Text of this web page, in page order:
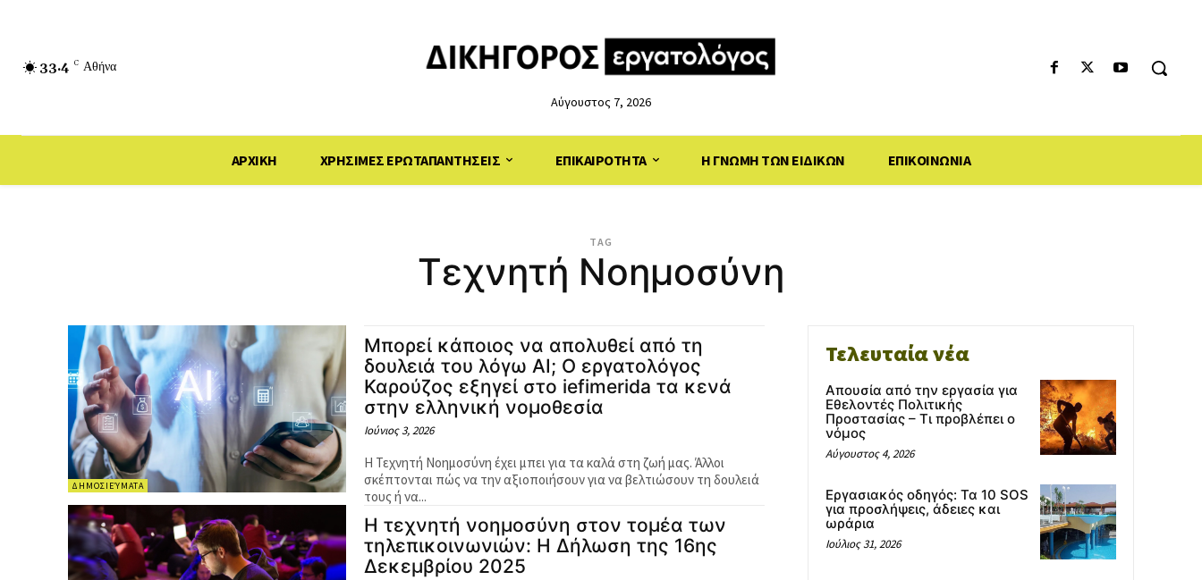
33.4 C Αθήνα
Αύγουστος 7, 2026
ΑΡΧΙΚΗ ΧΡΗΣΙΜΕΣ ΕΡΩΤΑΠΑΝΤΗΣΕΙΣ ΕΠΙΚΑΙΡΟΤΗΤΑ Η ΓΝΩΜΗ ΤΩΝ ΕΙΔΙΚΩΝ ΕΠΙΚΟΙΝΩΝΙΑ
TAG
Τεχνητή Νοημοσύνη
ΔΗΜΟΣΙΕΎΜΑΤΑ
Μπορεί κάποιος να απολυθεί από τη
δουλειά του λόγω ΑΙ; Ο εργατολόγος
Καρούζος εξηγεί στο iefimerida τα κενά
στην ελληνική νομοθεσία
Ιούνιος 3, 2026
Η Τεχνητή Νοημοσύνη έχει μπει για τα καλά στη ζωή μας. Άλλοι
σκέπτονται πώς να την αξιοποιήσουν για να βελτιώσουν τη δουλειά
τους ή να...
Η τεχνητή νοημοσύνη στον τομέα των
τηλεπικοινωνιών: Η Δήλωση της 16ης
Δεκεμβρίου 2025
Τελευταία νέα
Απουσία από την εργασία για
Εθελοντές Πολιτικής
Προστασίας – Τι προβλέπει ο
νόμος
Αύγουστος 4, 2026
Εργασιακός οδηγός: Τα 10 SOS
για προσλήψεις, άδειες και
ωράρια
Ιούλιος 31, 2026